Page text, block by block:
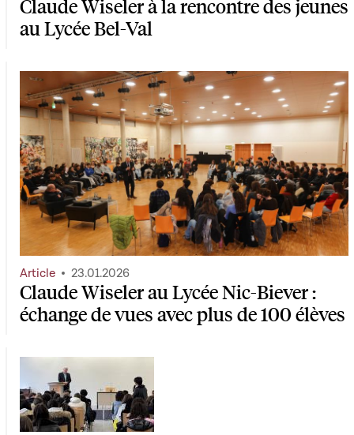
Claude Wiseler à la rencontre des jeunes
au Lycée Bel-Val
Claude Wiseler au Lycée Nic-Biever :
échange de vues avec plus de 100 élèves
Article 23.01.2026